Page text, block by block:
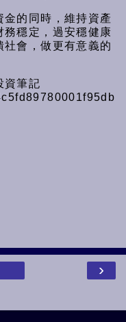
的同時，維持資產
穩定，過安穩健康
會，做更有意義的
資筆記
›